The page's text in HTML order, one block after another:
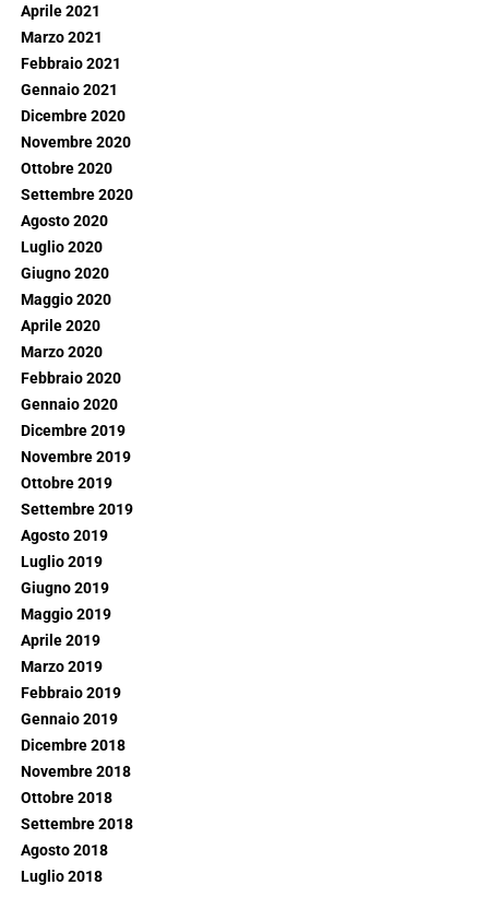
Aprile 2021
Marzo 2021
Febbraio 2021
Gennaio 2021
Dicembre 2020
Novembre 2020
Ottobre 2020
Settembre 2020
Agosto 2020
Luglio 2020
Giugno 2020
Maggio 2020
Aprile 2020
Marzo 2020
Febbraio 2020
Gennaio 2020
Dicembre 2019
Novembre 2019
Ottobre 2019
Settembre 2019
Agosto 2019
Luglio 2019
Giugno 2019
Maggio 2019
Aprile 2019
Marzo 2019
Febbraio 2019
Gennaio 2019
Dicembre 2018
Novembre 2018
Ottobre 2018
Settembre 2018
Agosto 2018
Luglio 2018